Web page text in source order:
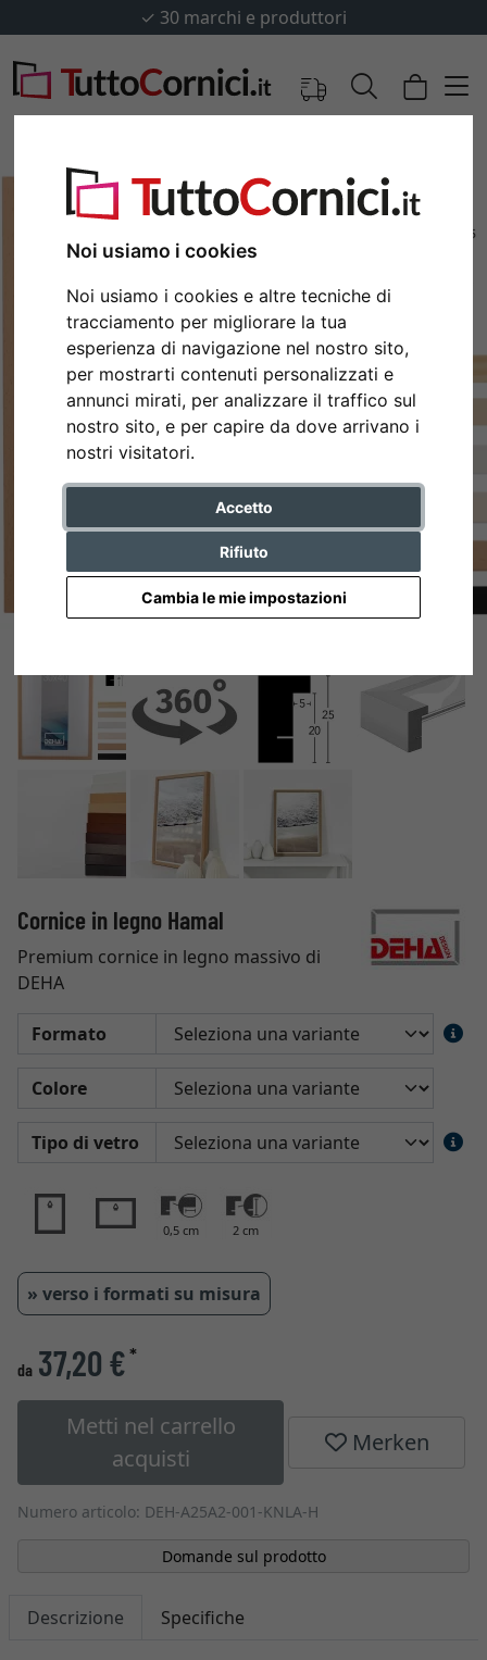
Noi usiamo i cookies
Noi usiamo i cookies e altre tecniche di
tracciamento per migliorare la tua
esperienza di navigazione nel nostro sito,
per mostrarti contenuti personalizzati e
annunci mirati, per analizzare il traffico sul
nostro sito, e per capire da dove arrivano i
nostri visitatori.
Accetto
Rifiuto
Cambia le mie impostazioni
✓ 30 marchi e produttori
Indietro
Cornice in legno Hamal
Premium cornice in legno massivo di
DEHA
Formato
Colore
Tipo di vetro
0,5 cm 2 cm
» verso i formati su misura
da 37,20 €*
Metti nel carrello
acquisti
Merken
Numero articolo: DEH-A25A2-001-KNLA-H
Domande sul prodotto
Descrizione Specifiche